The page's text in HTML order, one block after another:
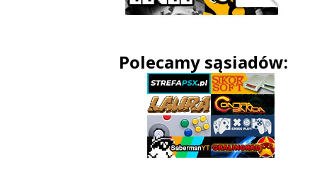
Polecamy sąsiadów: